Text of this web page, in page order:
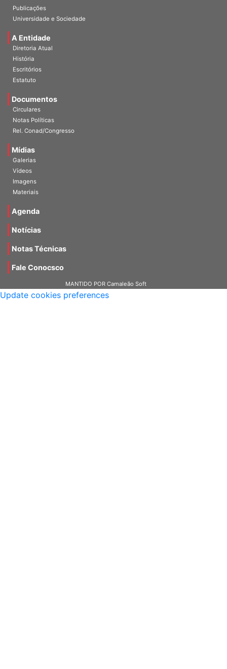
Publicações
Universidade e Sociedade
A Entidade
Diretoria Atual
História
Escritórios
Estatuto
Documentos
Circulares
Notas Políticas
Rel. Conad/Congresso
Mídias
Galerias
Vídeos
Imagens
Materiais
Agenda
Notícias
Notas Técnicas
Fale Conocsco
MANTIDO POR Camaleão Soft
Update cookies preferences